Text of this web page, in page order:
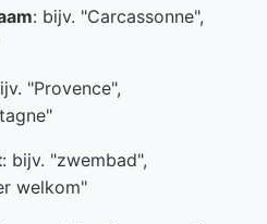
: bijv. "Carcassonne",
"Provence",
: bijv. "zwembad",
welkom"